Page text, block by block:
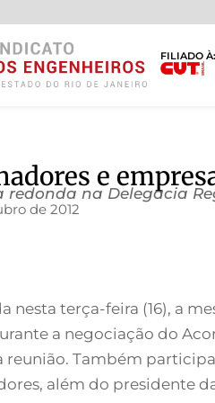
FILIADO À:
e
redonda na Delegacia
de 2012
nesta terça-feira (16), a
a negociação do
reunião. Também
além do presidente